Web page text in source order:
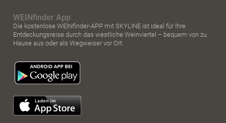
WEINfinder App
Die kostenlose WEINfinder-APP mit SKYLINE ist ideal für Ihre
Entdeckungsreise durch das westliche Weinviertel – bequem von zu
Hause aus oder als Wegweiser vor Ort.